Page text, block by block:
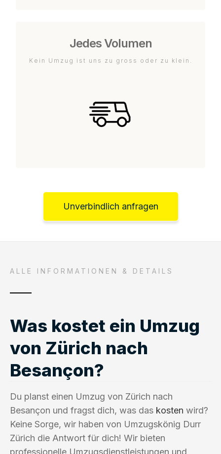
Jedes Volumen
Kein Umzug ist uns zu gross oder zu klein.
Unverbindlich anfragen
ALLE INFORMATIONEN & DETAILS
Was kostet ein Umzug
von Zürich nach
Besançon?
Du planst einen Umzug von Zürich nach
Besançon und fragst dich, was das kosten wird?
Keine Sorge, wir haben von Umzugskönig Durr
Zürich die Antwort für dich! Wir bieten
professionelle Umzugsdienstleistungen und